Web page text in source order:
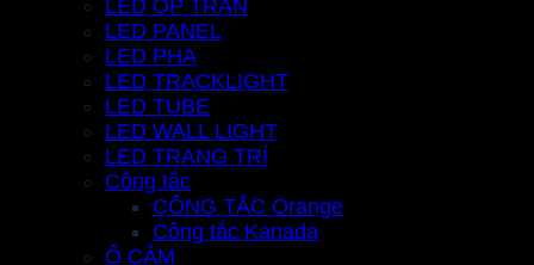
LED ỐP TRẦN
LED PANEL
LED PHA
LED TRACKLIGHT
LED TUBE
LED WALL LIGHT
LED TRANG TRÍ
Công tắc
CÔNG TẮC Orange
Công tắc Kanada
Ổ CẮM